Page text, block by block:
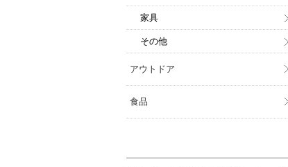
家具
その他
アウトドア
食品